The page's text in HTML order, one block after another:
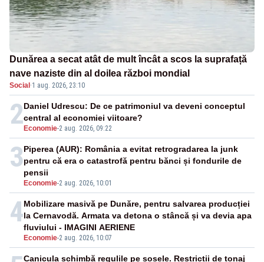
Dunărea a secat atât de mult încât a scos la suprafață
nave naziste din al doilea război mondial
Social ·1 aug. 2026, 23:10
2 Economie-2 aug. 2026, 09:22
Daniel Udrescu: De ce patrimoniul va deveni conceptul
central al economiei viitoare?
3
Economie-2 aug. 2026, 10:01
Piperea (AUR): România a evitat retrogradarea la junk
pentru că era o catastrofă pentru bănci și fondurile de
pensii
4
Economie-2 aug. 2026, 10:07
Mobilizare masivă pe Dunăre, pentru salvarea producției
la Cernavodă. Armata va detona o stâncă și va devia apa
fluviului - IMAGINI AERIENE
Canicula schimbă regulile pe șosele. Restricții de tonaj